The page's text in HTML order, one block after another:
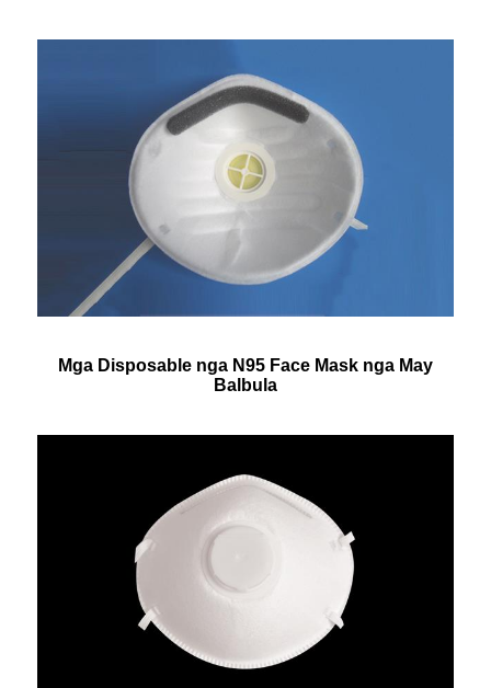
Mga Disposable nga N95 Face Mask nga May
Balbula